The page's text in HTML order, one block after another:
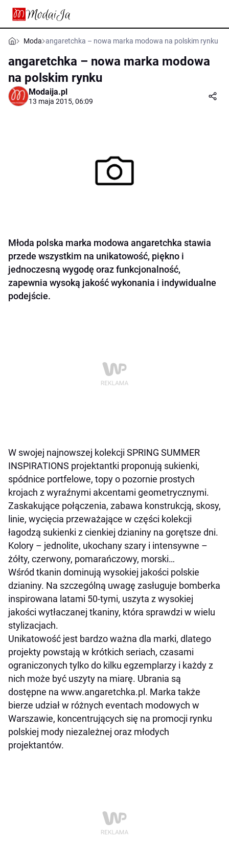
Moda angaretchka – nowa marka modowa na polskim rynku
angaretchka – nowa marka modowa
na polskim rynku
Modaija.pl
13 maja 2015, 06:09
Młoda polska marka modowa angaretchka stawia
przede wszystkim na unikatowość, piękno i
jednoczesną wygodę oraz funkcjonalność,
zapewnia wysoką jakość wykonania i indywidualne
podejście.
W swojej najnowszej kolekcji SPRING SUMMER
INSPIRATIONS projektantki proponują sukienki,
spódnice portfelowe, topy o pozornie prostych
krojach z wyraźnymi akcentami geometrycznymi.
Zaskakujące połączenia, zabawa konstrukcją, skosy,
linie, wycięcia przeważające w części kolekcji
łagodzą sukienki z cienkiej dzianiny na gorętsze dni.
Kolory – jednolite, ukochany szary i intensywne –
żółty, czerwony, pomarańczowy, morski…
Wśród tkanin dominują wysokiej jakości polskie
dzianiny. Na szczególną uwagę zasługuje bomberka
inspirowana latami 50-tymi, uszyta z wysokiej
jakości wytłaczanej tkaniny, która sprawdzi w wielu
stylizacjach.
Unikatowość jest bardzo ważna dla marki, dlatego
projekty powstają w krótkich seriach, czasami
ograniczonych tylko do kilku egzemplarzy i każdy z
nich może być uszyty na miarę. Ubrania są
dostępne na www.angaretchka.pl. Marka także
bierze udział w różnych eventach modowych w
Warszawie, koncentrujących się na promocji rynku
polskiej mody niezależnej oraz młodych
projektantów.